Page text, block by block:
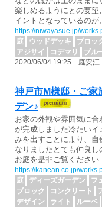
楽しめるようにとの要
イントとなっているの
https://niwayasue.jp/
庭
ウッドデッキ ブロッ
アジサイ
コデマリ ブル
2020/06/04 19:25 庭安江
神戸市M様邸・ご家
デン♪
お家の外観や雰囲気に
が完成しました冷たい
みを出すことにより、
なりましたとても仲良
お庭を是非ご覧ください
https://kanean.co.jp/
庭
ディーズガーデン フ
ブロック
コンクリート
デザイン
ライト ルーベ